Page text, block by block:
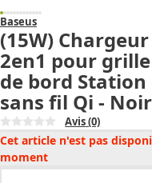
Baseus
(15W)
2en1 pour
de bord
sans fil Qi - Noir
Avis(0)
Cet article n'est pas
moment